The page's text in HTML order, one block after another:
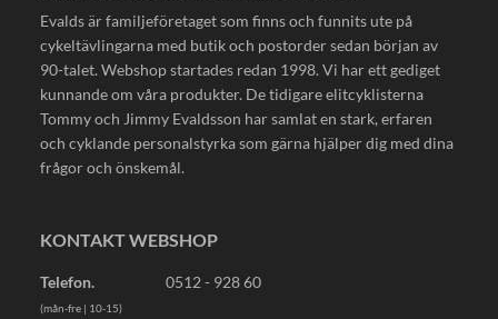
Evalds är familjeföretaget som finns och funnits ute på
cykeltävlingarna med butik och postorder sedan början av
90-talet. Webshop startades redan 1998. Vi har ett gediget
kunnande om våra produkter. De tidigare elitcyklisterna
Tommy och Jimmy Evaldsson har samlat en stark, erfaren
och cyklande personalstyrka som gärna hjälper dig med dina
frågor och önskemål.
KONTAKT WEBSHOP
Telefon. 0512 - 928 60
(mån-fre | 10-15)